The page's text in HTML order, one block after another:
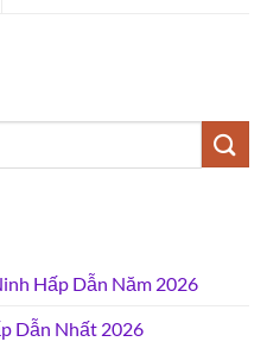
Hấp Dẫn Năm 2026
Dẫn Nhất 2026